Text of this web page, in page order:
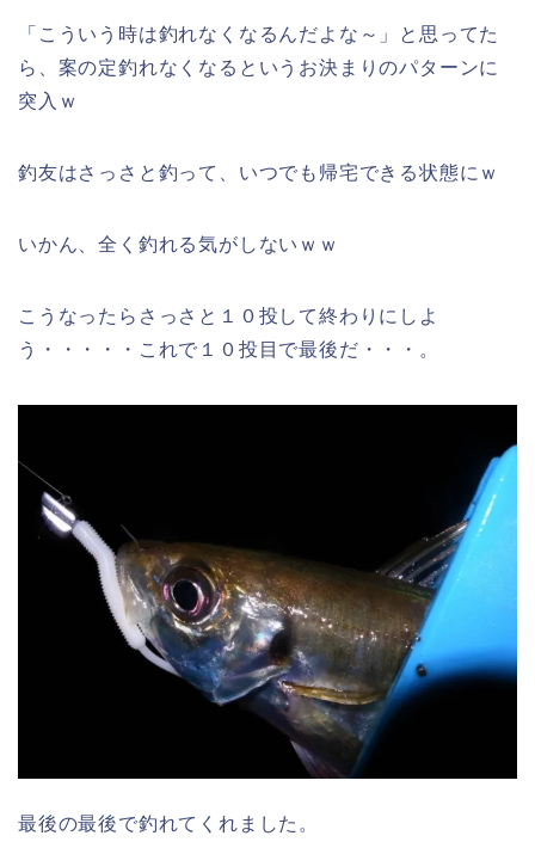
「こういう時は釣れなくなるんだよな～」と思ってた
ら、案の定釣れなくなるというお決まりのパターンに
突入ｗ
釣友はさっさと釣って、いつでも帰宅できる状態にｗ
いかん、全く釣れる気がしないｗｗ
こうなったらさっさと１０投して終わりにしよ
う・・・・・これで１０投目で最後だ・・・。
最後の最後で釣れてくれました。